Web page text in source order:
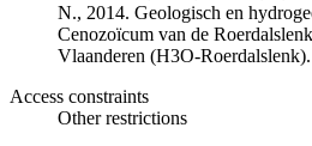
N., 2014. Geologisch en
Cenozoïcum van de
Vlaanderen (H3O-Roerdalslenk).
Access constraints
Other restrictions